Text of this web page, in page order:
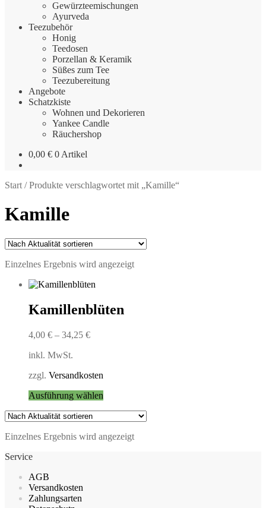
Gewürzteemischungen
Ayurveda
Teezubehör
Honig
Teedosen
Porzellan & Keramik
Süßes zum Tee
Teezubereitung
Angebote
Schatzkiste
Wohnen und Dekorieren
Yankee Candle
Räuchershop
0,00 € 0 Artikel
Start /Produkte verschlagwortet mit „Kamille“
Kamille
Einzelnes Ergebnis wird angezeigt
Kamillenblüten
4,00 € – 34,25 €
inkl. MwSt.
zzgl. Versandkosten
Ausführung wählen
Varianten
Einzelnes Ergebnis wird angezeigt
Service
AGB
Versandkosten
Zahlungsarten